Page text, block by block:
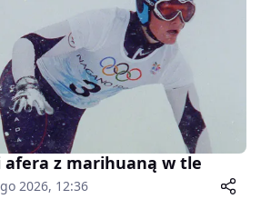
afera z marihuaną w tle
2026, 12:36